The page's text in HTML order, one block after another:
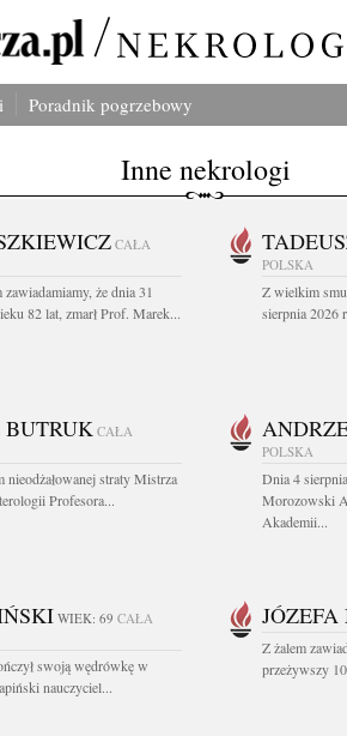
Poradnik pogrzebowy
Inne nekrologi
CAŁA
że dnia 31
82 lat, zmarł Prof. Marek...
POLSKA
Z wielkim
sierpnia 2026
BUTRUK CAŁA
nieodżałowanej straty Mistrza
Profesora...
POLSKA
Dnia 4
Morozowski
Akademii...
WIEK: 69 CAŁA
swoją wędrówkę w
nauczyciel...
Z żalem
przeżywszy